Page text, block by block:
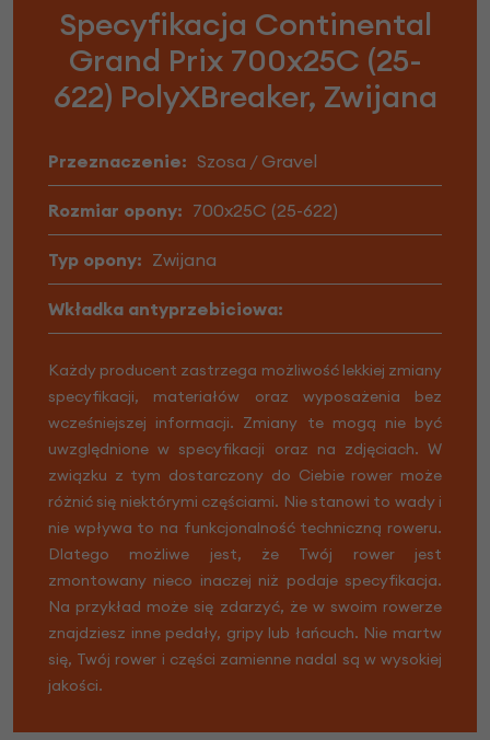
Specyfikacja Continental
Grand Prix 700x25C (25-
622) PolyXBreaker, Zwijana
Przeznaczenie: Szosa / Gravel
Rozmiar opony: 700x25C (25-622)
Typ opony: Zwijana
Wkładka antyprzebiciowa:
Każdy producent zastrzega możliwość lekkiej zmiany
specyfikacji, materiałów oraz wyposażenia bez
wcześniejszej informacji. Zmiany te mogą nie być
uwzględnione w specyfikacji oraz na zdjęciach. W
związku z tym dostarczony do Ciebie rower może
różnić się niektórymi częściami. Nie stanowi to wady i
nie wpływa to na funkcjonalność techniczną roweru.
Dlatego możliwe jest, że Twój rower jest
zmontowany nieco inaczej niż podaje specyfikacja.
Na przykład może się zdarzyć, że w swoim rowerze
znajdziesz inne pedały, gripy lub łańcuch. Nie martw
się, Twój rower i części zamienne nadal są w wysokiej
jakości.